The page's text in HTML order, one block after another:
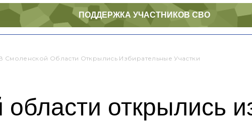
ПОДДЕРЖКА УЧАСТНИКОВ СВО
Смоленской Области Открылись Избирательные Участки
открылись